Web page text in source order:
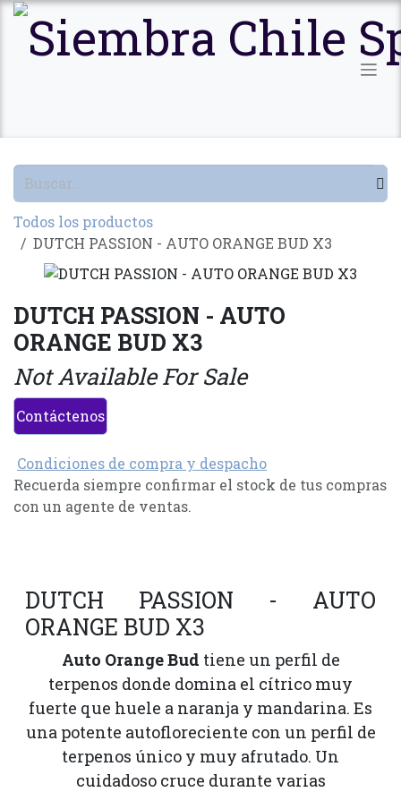
Ir al contenido
Todos los productos
DUTCH PASSION - AUTO ORANGE BUD X3
DUTCH PASSION - AUTO
ORANGE BUD X3
Not Available For Sale
Contáctenos
Condiciones de compra y despacho
Recuerda siempre confirmar el stock de tus compras
con un agente de ventas.
DUTCH PASSION - AUTO
ORANGE BUD X3
Auto Orange Bud tiene un perfil de
terpenos donde domina el cítrico muy
fuerte que huele a naranja y mandarina. Es
una potente autofloreciente con un perfil de
terpenos único y muy afrutado. Un
cuidadoso cruce durante varias